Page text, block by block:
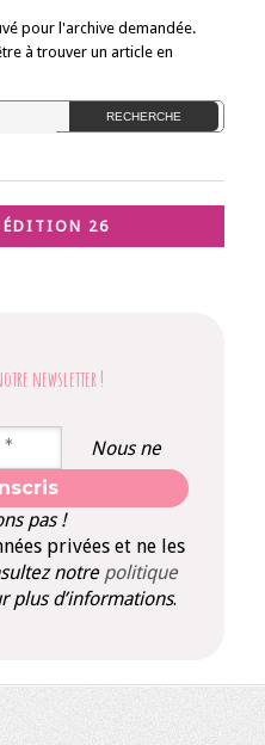
pour l'archive demandée.
à trouver un article en
RECHERCHE
ÉDITION 26
newsletter !
Nous ne
pas !
privées et ne les
notre politique
plus d’informations.